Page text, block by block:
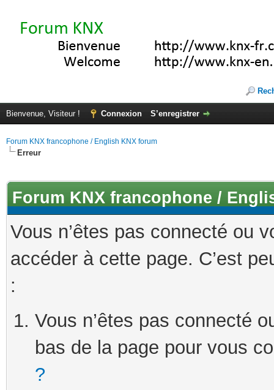
Bienvenue, Visiteur ! Connexion S’enregistrer
Forum KNX francophone / English KNX forum
Erreur
Forum KNX francophone /
Vous n’êtes pas connecté ou
accéder à cette page. C’est
:
Vous n’êtes pas connecté
bas de la page pour vous
?